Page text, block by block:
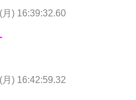
) 16:39:32.60
) 16:42:59.32